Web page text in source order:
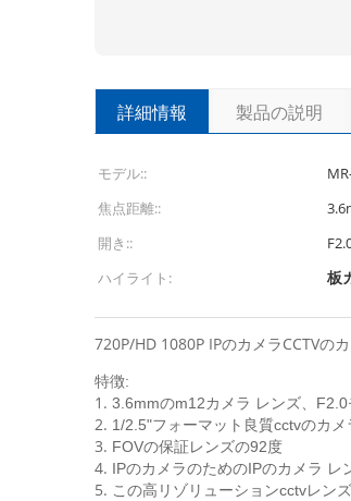
詳細情報 製品の説明
モデル::
焦点距離::
開き::
ハイライト:
板
720P/HD 1080P IPのカメラCCTVの
特徴:
1. 3.6mmのm12カメラ レンズ、F2.0
2. 1/2.5"フォーマット良質cctvのカ
3. FOVの保証レンズの92度
4. IPのカメラのためのIPのカメラ
5. この高リゾリューションcctvレン